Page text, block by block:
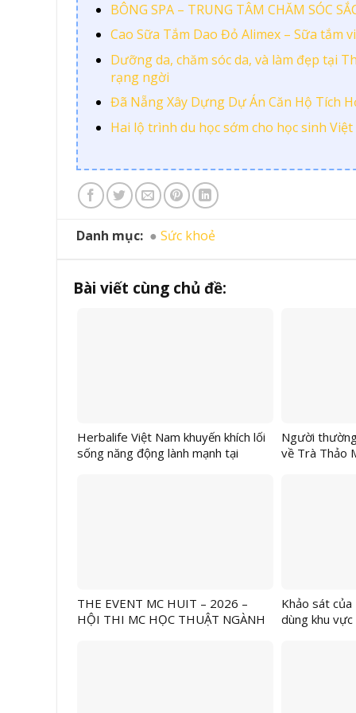
BÔNG SPA – TRUNG TÂM CHĂM SÓC
Cao Sữa Tắm Dao Đỏ Alimex – Sữa tắm
Dưỡng da, chăm sóc da, và làm đẹp tại
rạng ngời
Đã Nẵng Xây Dựng Dự Án Căn Hộ Tích
Hai lộ trình du học sớm cho học sinh Việt
Danh mục: Sức khoẻ
Bài viết cùng chủ đề:
Herbalife Việt Nam khuyến khích lối
sống năng động lành mạnh tại
Người
về Trà Thảo
THE EVENT MC HUIT – 2026 –
HỘI THI MC HỌC THUẬT NGÀNH
Khảo sát
dùng khu vực